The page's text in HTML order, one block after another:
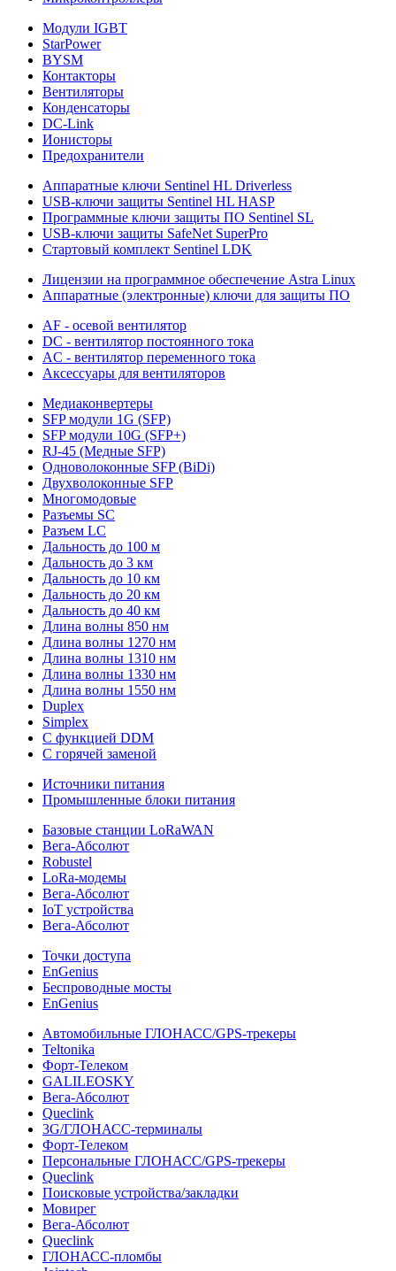
Модули IGBT
StarPower
BYSM
Контакторы
Вентиляторы
Конденсаторы
DC-Link
Ионисторы
Предохранители
Аппаратные ключи Sentinel HL Driverless
USB-ключи защиты Sentinel HL HASP
Программные ключи защиты ПО Sentinel SL
USB-ключи защиты SafeNet SuperPro
Стартовый комплект Sentinel LDK
Лицензии на программное обеспечение Astra Linux
Аппаратные (электронные) ключи для защиты ПО
AF - осевой вентилятор
DC - вентилятор постоянного тока
AC - вентилятор переменного тока
Аксессуары для вентиляторов
Медиаконвертеры
SFP модули 1G (SFP)
SFP модули 10G (SFP+)
RJ-45 (Медные SFP)
Одноволоконные SFP (BiDi)
Двухволоконные SFP
Многомодовые
Разъемы SC
Разъем LC
Дальность до 100 м
Дальность до 3 км
Дальность до 10 км
Дальность до 20 км
Дальность до 40 км
Длина волны 850 нм
Длина волны 1270 нм
Длина волны 1310 нм
Длина волны 1330 нм
Длина волны 1550 нм
Duplex
Simplex
С функцией DDM
С горячей заменой
Источники питания
Промышленные блоки питания
Базовые станции LoRaWAN
Вега-Абсолют
Robustel
LoRa-модемы
Вега-Абсолют
IoT устройства
Вега-Абсолют
Точки доступа
EnGenius
Беспроводные мосты
EnGenius
Автомобильные ГЛОНАСС/GPS-трекеры
Teltonika
Форт-Телеком
GALILEOSKY
Вега-Абсолют
Queclink
3G/ГЛОНАСС-терминалы
Форт-Телеком
Персональные ГЛОНАСС/GPS-трекеры
Queclink
Поисковые устройства/закладки
Мовирег
Вега-Абсолют
Queclink
ГЛОНАСС-пломбы